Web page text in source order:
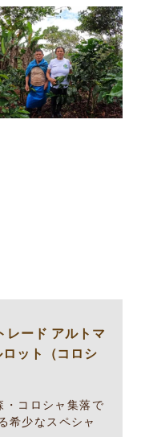
レード アルトマ
ット（コロシ
コロシャ集落で
希少なスペシャ